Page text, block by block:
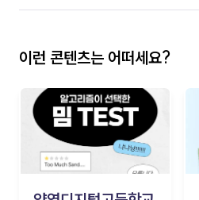
이런 콘텐츠는 어떠세요?